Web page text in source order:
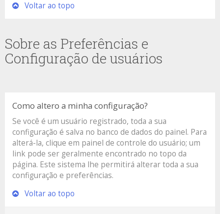
Voltar ao topo
Sobre as Preferências e
Configuração de usuários
Como altero a minha configuração?
Se você é um usuário registrado, toda a sua
configuração é salva no banco de dados do painel. Para
alterá-la, clique em painel de controle do usuário; um
link pode ser geralmente encontrado no topo da
página. Este sistema lhe permitirá alterar toda a sua
configuração e preferências.
Voltar ao topo